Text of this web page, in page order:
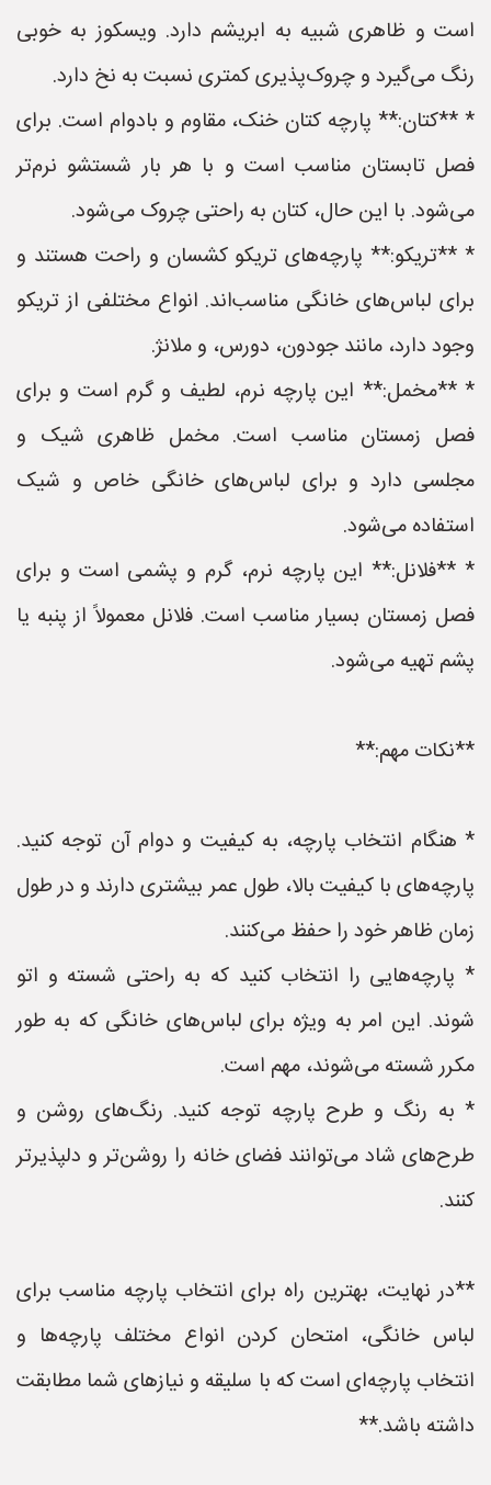
است و ظاهری شبیه به ابریشم دارد. ویسکوز به خوبی
رنگ می‌گیرد و چروک‌پذیری کمتری نسبت به نخ دارد.
* **کتان:** پارچه کتان خنک، مقاوم و بادوام است. برای
فصل تابستان مناسب است و با هر بار شستشو نرم‌تر
می‌شود. با این حال، کتان به راحتی چروک می‌شود.
* **تریکو:** پارچه‌های تریکو کشسان و راحت هستند و
برای لباس‌های خانگی مناسب‌اند. انواع مختلفی از تریکو
وجود دارد، مانند جودون، دورس، و ملانژ.
* **مخمل:** این پارچه نرم، لطیف و گرم است و برای
فصل زمستان مناسب است. مخمل ظاهری شیک و
مجلسی دارد و برای لباس‌های خانگی خاص و شیک
استفاده می‌شود.
* **فلانل:** این پارچه نرم، گرم و پشمی است و برای
فصل زمستان بسیار مناسب است. فلانل معمولاً از پنبه یا
پشم تهیه می‌شود.
**نکات مهم:**
* هنگام انتخاب پارچه، به کیفیت و دوام آن توجه کنید.
پارچه‌های با کیفیت بالا، طول عمر بیشتری دارند و در طول
زمان ظاهر خود را حفظ می‌کنند.
* پارچه‌هایی را انتخاب کنید که به راحتی شسته و اتو
شوند. این امر به ویژه برای لباس‌های خانگی که به طور
مکرر شسته می‌شوند، مهم است.
* به رنگ و طرح پارچه توجه کنید. رنگ‌های روشن و
طرح‌های شاد می‌توانند فضای خانه را روشن‌تر و دلپذیرتر
کنند.
**در نهایت، بهترین راه برای انتخاب پارچه مناسب برای
لباس خانگی، امتحان کردن انواع مختلف پارچه‌ها و
انتخاب پارچه‌ای است که با سلیقه و نیازهای شما مطابقت
داشته باشد.**